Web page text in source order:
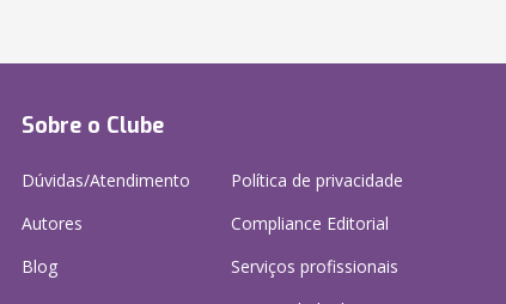
Sobre o Clube
Dúvidas/Atendimento
Autores
Blog
Política de privacidade
Compliance Editorial
Serviços profissionais